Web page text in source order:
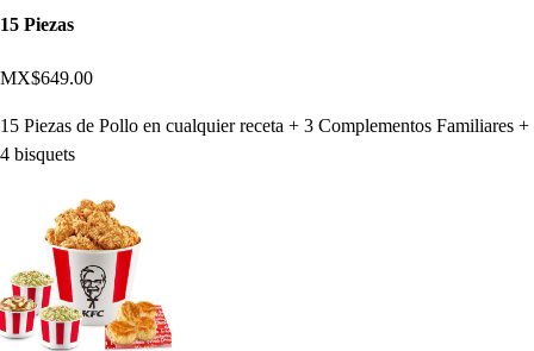
15 Piezas
MX$649.00
15 Piezas de Pollo en cualquier receta + 3 Complementos Familiares +
4 bisquets